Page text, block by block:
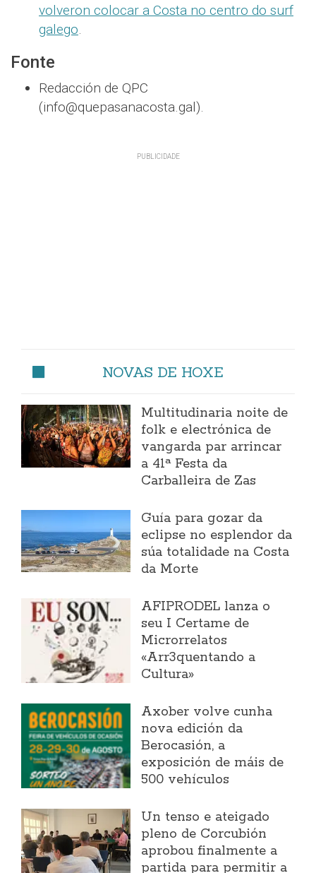
volveron colocar a Costa no centro do surf
galego.
Fonte
Redacción de QPC
(info@quepasanacosta.gal).
NOVAS DE HOXE
Multitudinaria noite de
folk e electrónica de
vangarda par arrincar
a 41ª Festa da
Carballeira de Zas
Guía para gozar da
eclipse no esplendor da
súa totalidade na Costa
da Morte
AFIPRODEL lanza o
seu I Certame de
Microrrelatos
«Arr3quentando a
Cultura»
Axober volve cunha
nova edición da
Berocasión, a
exposición de máis de
500 vehículos
Un tenso e ateigado
pleno de Corcubión
aprobou finalmente a
partida para permitir a